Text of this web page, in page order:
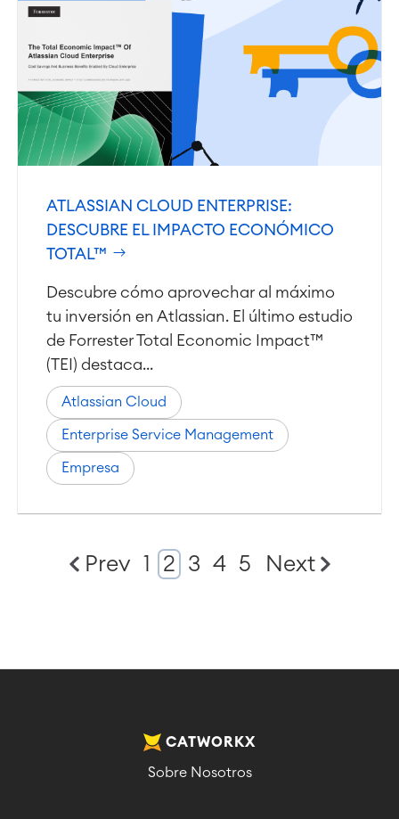
ATLASSIAN CLOUD ENTERPRISE:
DESCUBRE EL IMPACTO ECONÓMICO
TOTAL™
Descubre cómo aprovechar al máximo
tu inversión en Atlassian. El último estudio
de Forrester Total Economic Impact™
(TEI) destaca...
Atlassian Cloud
Enterprise Service Management
Empresa
Prev 1 2 3 4 5 Next
CATWORKX
Sobre Nosotros